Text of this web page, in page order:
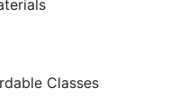
Classes